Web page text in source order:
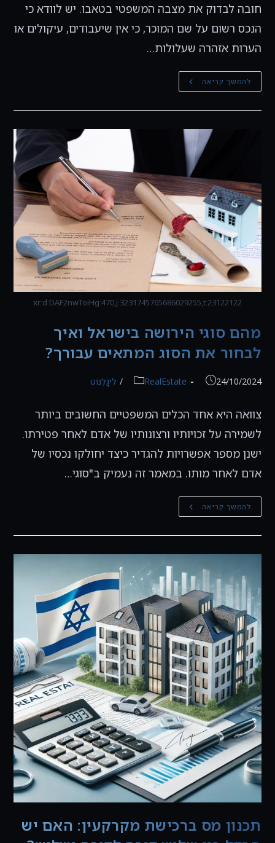
חובה לבדוק את מצבה המשפטי בטאבו. יש לוודא כי
הנכס רשום על שם המוכר, כי אין שיעבודים, עיקולים או
הערות אזהרה שעלולות…
להמשך קריאה קונים
דירה?
לבדוק
(לפני
שפונים
לעורך
דין
מקרקעין)
xr:d:DAF2nwToiHg:470,j:3231745765686029255,t:23122122
מהם סוגי הירושה בישראל ואיך
לבחור את הסוג המתאים עבורך?
פורסם:
24/10/2024 קטגוריה:
RealEstate
/ לִיגָלְנוֹט
צוואה היא אחד הכלים המשפטיים החשובים ביותר
לשמירה על זכויותיו ורצונותיו של אדם לאחר פטירתו.
ישנן מספר אפשרויות להגדיר כיצד יחולקו נכסיו של
אדם לאחר מותו. במאמר זה נעמיק ב"סוגי…
להמשך קריאה מהם
סוגי
בישראל
המתאים
עבורך?
תכנון מס ברכישת מקרקעין: האם יש